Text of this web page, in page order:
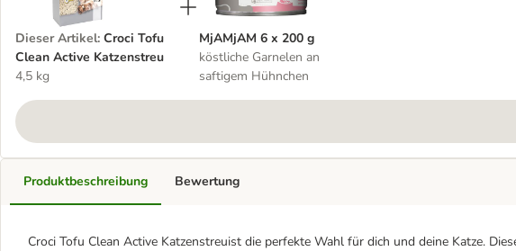
Dieser Artikel: Croci Tofu
Clean Active Katzenstreu
4,5 kg
MjAMjAM 6 x 200 g
köstliche Garnelen an
saftigem Hühnchen
Produktbeschreibung
Croci Tofu Clean Active Katzenstreuist die perfekte Wahl für dich und deine Katze.
Bewertung